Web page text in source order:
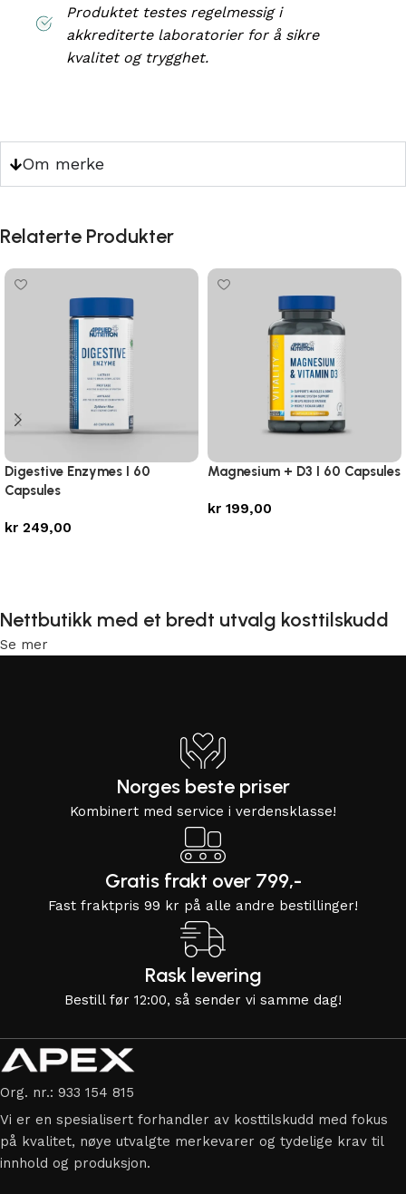
Produktet testes regelmessig i
akkrediterte laboratorier for å sikre
kvalitet og trygghet.
Om merke
Relaterte Produkter
Digestive Enzymes I 60
Capsules
kr 249,00
Magnesium + D3 I 60 Capsules
kr 199,00
Nettbutikk med et bredt utvalg kosttilskudd
Se mer
Norges beste priser
Kombinert med service i verdensklasse!
Gratis frakt over 799,-
Fast fraktpris 99 kr på alle andre bestillinger!
Rask levering
Bestill før 12:00, så sender vi samme dag!
Org. nr.: 933 154 815
Vi er en spesialisert forhandler av kosttilskudd med fokus
på kvalitet, nøye utvalgte merkevarer og tydelige krav til
innhold og produksjon.